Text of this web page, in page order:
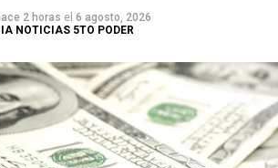
2 horas el 6 agosto, 2026
NOTICIAS 5TO PODER